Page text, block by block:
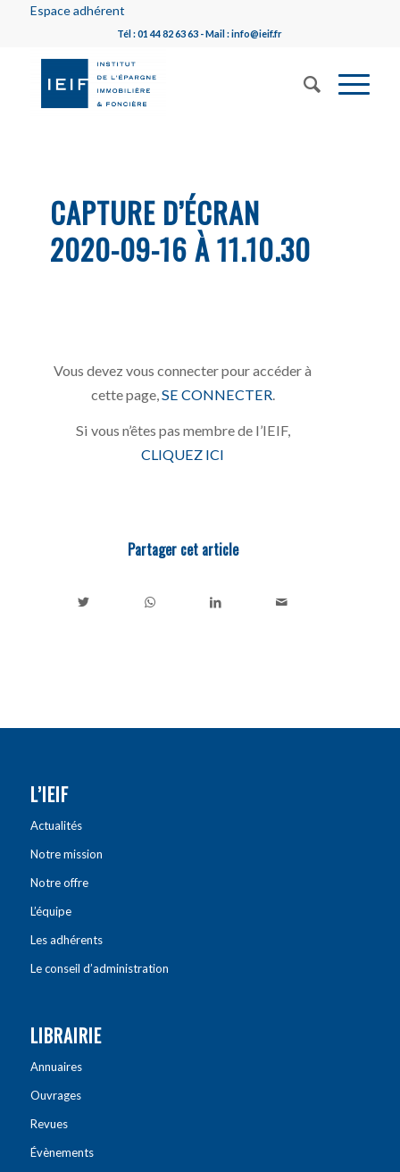
Espace adhérent
Tél : 01 44 82 63 63 - Mail : info@ieif.fr
CAPTURE D’ÉCRAN
2020-09-16 À 11.10.30
Vous devez vous connecter pour accéder à
cette page, SE CONNECTER
Si vous n’êtes pas membre de l’IEIF,
CLIQUEZ ICI
Partager cet article
L’IEIF
Actualités
Notre mission
Notre offre
L’équipe
Les adhérents
Le conseil d’administration
LIBRAIRIE
Annuaires
Ouvrages
Revues
Évènements